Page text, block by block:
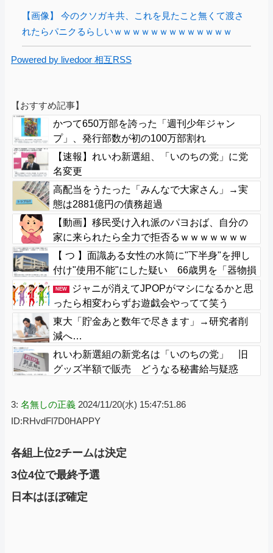
【画像】 今のクソガキ共、これを見たこと無くて渡さ
れたらパニクるらしいｗｗｗｗｗｗｗｗｗｗｗｗｗ
Powered by livedoor 相互RSS
【おすすめ記事】
かつて650万部を誇った「週刊少年ジャン
プ」、発行部数が初の100万部割れ
【速報】れいわ新選組、「いのちの党」に党
名変更
高配当をうたった「みんなで大家さん」→実
態は2881億円の債務超過
【動画】移民受け入れ派のパヨおば、自分の
家に来られたら全力で拒否るｗｗｗｗｗｗｗ
ｗｗｗｗｗ
【 つ 】面識ある女性の水筒に"下半身"を押し
付け"使用不能"にした疑い 66歳男を「器物損
壊」容疑で逮捕 札幌市
NEW
ジャニが消えてJPOPがマシになるかと思
ったら相変わらずお遊戯会やってて笑う
東大「貯金あと数年で尽きます」→研究者削
減へ…
れいわ新選組の新党名は「いのちの党」 旧
グッズ半額で販売 どうなる秘書給与疑惑
3: 名無しの正義 2024/11/20(水) 15:47:51.86
ID:RHvdFl7D0HAPPY
各組上位2チームは決定
3位4位で最終予選
日本はほぼ確定